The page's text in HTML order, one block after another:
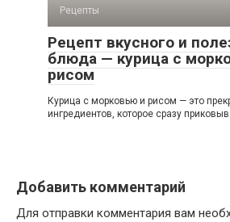
Рецепты
Рецепт вкусного и
блюда — курица с
рисом
Курица с морковью и рисом — это
ингредиентов, которое сразу
Добавить комментарий
Для отправки комментария вам